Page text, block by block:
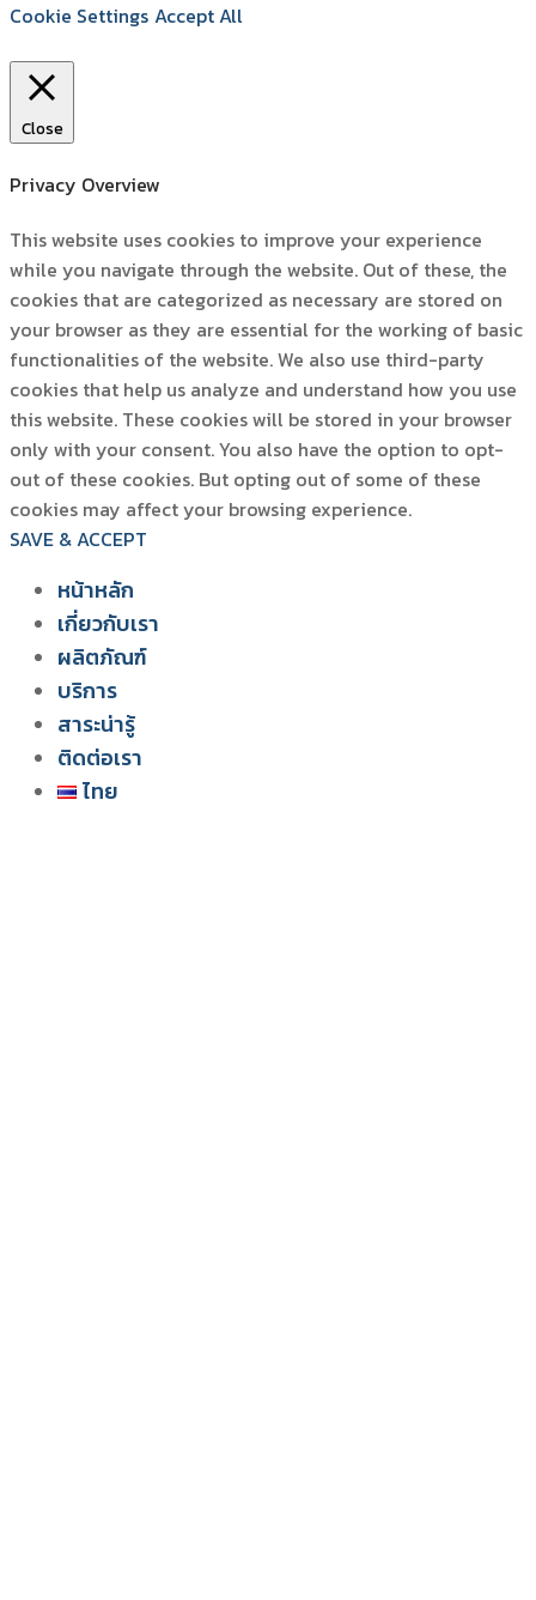
Cookie Settings Accept All
Close
Privacy Overview
This website uses cookies to improve your experience
while you navigate through the website. Out of these, the
cookies that are categorized as necessary are stored on
your browser as they are essential for the working of basic
functionalities of the website. We also use third-party
cookies that help us analyze and understand how you use
this website. These cookies will be stored in your browser
only with your consent. You also have the option to opt-
out of these cookies. But opting out of some of these
cookies may affect your browsing experience.
SAVE & ACCEPT
หน้าหลัก
เกี่ยวกับเรา
สยาม วอเตอร์ เฟลม
ผลิตภัณฑ์
ระบบโซลูชัน สำหรับฟาร์มไก่
บริการ
สาระน่ารู้
ติดต่อเรา
ไทย